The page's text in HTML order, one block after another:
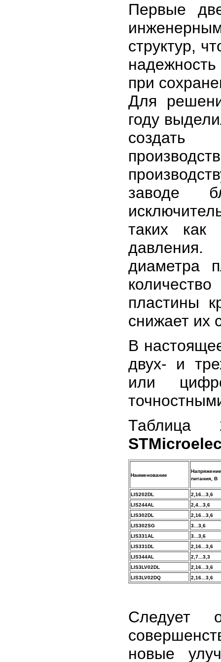
Первые
структур,
при
Для
году
создать
заводе
таких как
давления.
диаметра
пластины
снижает их
В
двух- и
или
Наименование
Напряжение
питания, В
LIS202DL
2,16...3,6
LIS244AL
2,4...3,6
LIS302DL
2,16...3,6
LIS302SG
3...3,6
LIS331AL
3...3,6
LIS331DL
2,16...3,6
LIS344AL
2,7...3,3
LIS3LV02DL
2,16...3,6
LIS3LV02DQ
2,16...3,6
Следует
новые